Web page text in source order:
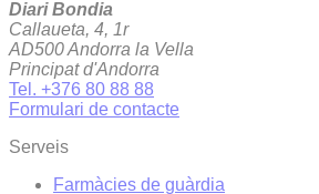
Diari Bondia
Callaueta, 4, 1r
AD500 Andorra la Vella
Principat d'Andorra
Tel. +376 80 88 88
Formulari de contacte
Serveis
Farmàcies de guàrdia